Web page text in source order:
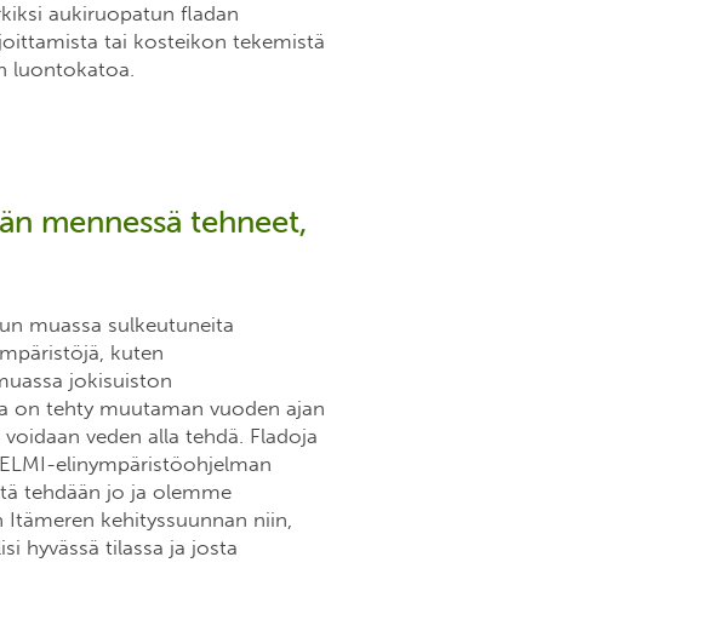
aukiruopatun fladan
tai kosteikon tekemistä
luontokatoa.
mennessä tehneet,
muassa sulkeutuneita
kuten
jokisuiston
on tehty muutaman vuoden ajan
veden alla tehdä. Fladoja
elinympäristöohjelman
tehdään jo ja olemme
kehityssuunnan niin,
hyvässä tilassa ja josta